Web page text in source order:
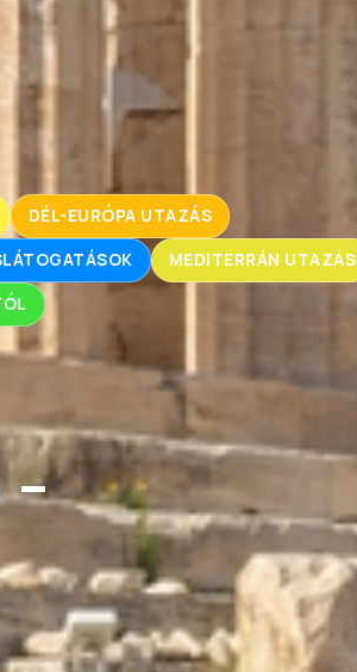
DÉL-EURÓPA UTAZÁS
MEDITERRÁN UTAZÁS
-